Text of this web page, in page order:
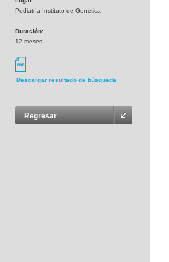
Pediatría Instituto de Genética
Duración:
12 meses
Descargar resultado de búsqueda
Regresar